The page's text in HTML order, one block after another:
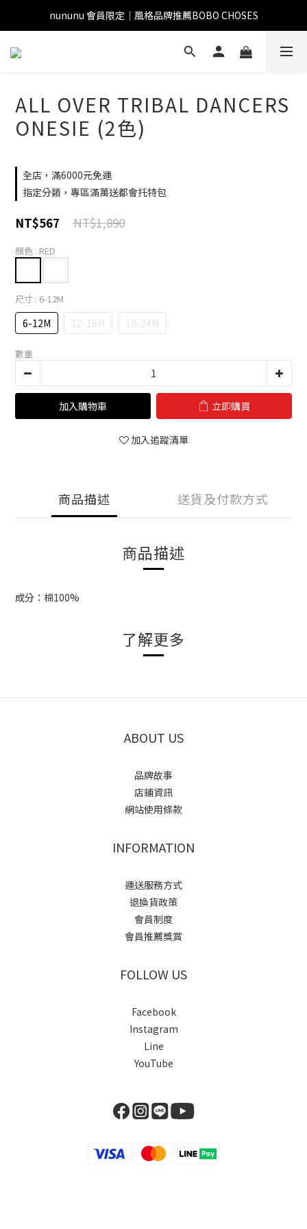
nununu 會員限定｜風格品牌推薦BOBO CHOSES
ALL OVER TRIBAL DANCERS
ONESIE (2色)
全店，滿6000元免運
指定分類，專區滿萬送都會托特包
NT$1,890
NT$567
顏色 : RED
尺寸 : 6-12M
6-12M 12-18M 18-24M
數量
加入購物車 立即購買
加入追蹤清單
商品描述 送貨及付款方式
商品描述
成分：棉100%
了解更多
ABOUT US
品牌故事
店鋪資訊
網站使用條款
INFORMATION
運送服務方式
退換貨政策
會員制度
會員推薦獎賞
FOLLOW US
Facebook
Instagram
Line
YouTube